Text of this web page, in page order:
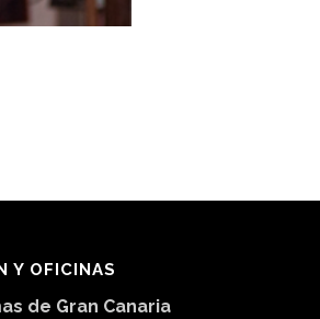
Y OFICINAS
de Gran Canaria